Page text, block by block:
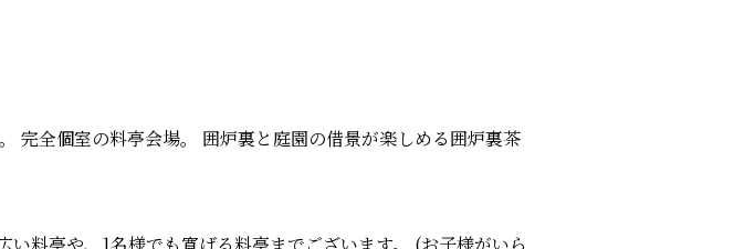
完全個室の料亭会場。 囲炉裏と庭園の借景が楽しめる囲炉裏茶
料亭や、1名様でも寛げる料亭までございます。 (お子様がいら